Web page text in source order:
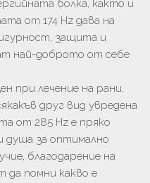
болка, както и
от 174 Hz дава на
защита и
най-доброто от себе
при лечение на рани,
друг вид увредена
от 285 Hz е пряко
душа за оптимално
благодарение на
да помни какво е